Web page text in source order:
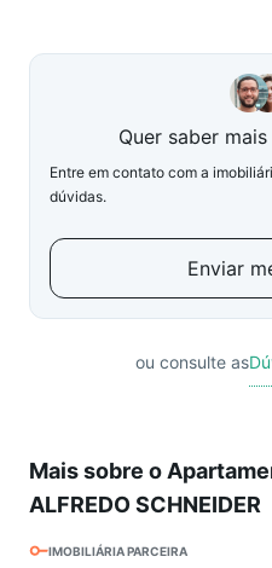
Quer saber
Entre em contato com a
dúvidas.
Enviar
ou consulte as
Mais sobre o
ALFREDO SCHNEIDER
IMOBILIÁRIA PARCEIRA